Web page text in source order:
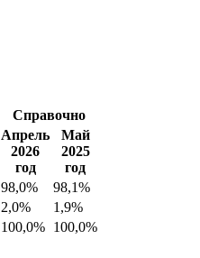
Справочно
Апрель
2026
год
Май
2025
год
98,0%
98,1%
2,0%
1,9%
100,0% 100,0%